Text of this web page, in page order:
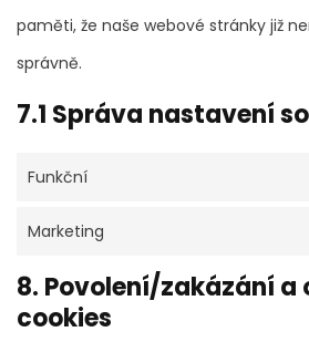
paměti, že naše webové stránky již
správně.
7.1 Správa nastavení
Funkční
Marketing
8. Povolení/zakázání a
cookies